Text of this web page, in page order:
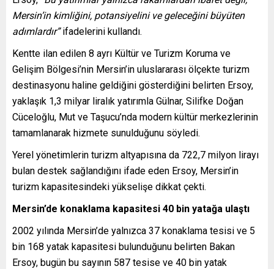
Mersin’in kimliğini, potansiyelini ve geleceğini büyüten
adımlardır”ifadelerini kullandı.
Kentte ilan edilen 8 ayrı Kültür ve Turizm Koruma ve
Gelişim Bölgesi’nin Mersin’in uluslararası ölçekte turizm
destinasyonu haline geldiğini gösterdiğini belirten Ersoy,
yaklaşık 1,3 milyar liralık yatırımla Gülnar, Silifke Doğan
Cüceloğlu, Mut ve Taşucu’nda modern kültür merkezlerinin
tamamlanarak hizmete sunulduğunu söyledi.
Yerel yönetimlerin turizm altyapısına da 722,7 milyon lirayı
bulan destek sağlandığını ifade eden Ersoy, Mersin’in
turizm kapasitesindeki yükselişe dikkat çekti.
Mersin’de konaklama kapasitesi 40 bin yatağa ulaştı
2002 yılında Mersin’de yalnızca 37 konaklama tesisi ve 5
bin 168 yatak kapasitesi bulunduğunu belirten Bakan
Ersoy, bugün bu sayının 587 tesise ve 40 bin yatak